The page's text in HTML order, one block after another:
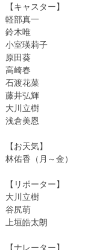
【キャスター】
軽部真一
鈴木唯
小室瑛莉子
原田葵
高崎春
石渡花菜
藤井弘輝
大川立樹
浅倉美恩
【お天気】
林佑香（月～金）
【リポーター】
大川立樹
谷尻萌
上垣皓太朗
【ナレーター】